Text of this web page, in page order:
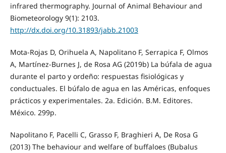
infrared thermography. Journal of Animal Behaviour and
Biometeorology 9(1): 2103.
http://dx.doi.org/10.31893/jabb.21003
Mota-Rojas D, Orihuela A, Napolitano F, Serrapica F, Olmos
A, Martínez-Burnes J, de Rosa AG (2019b) La búfala de agua
durante el parto y ordeño: respuestas fisiológicas y
conductuales. El búfalo de agua en las Américas, enfoques
prácticos y experimentales. 2a. Edición. B.M. Editores.
México. 299p.
Napolitano F, Pacelli C, Grasso F, Braghieri A, De Rosa G
(2013) The behaviour and welfare of buffaloes (Bubalus